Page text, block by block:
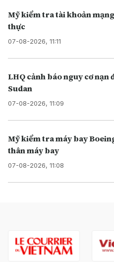
Mỹ kiểm tra tài khoản
thực
07-08-2026, 11:11
LHQ cảnh báo nguy cơ
Sudan
07-08-2026, 11:09
Mỹ kiểm tra máy bay
thân máy bay
07-08-2026, 11:08